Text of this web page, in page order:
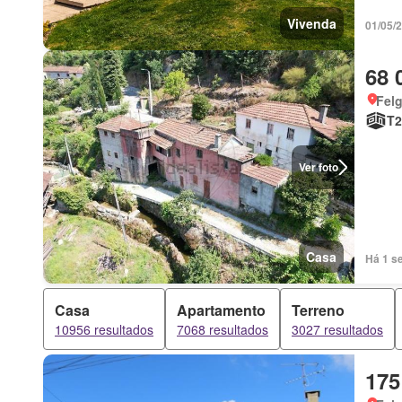
Vivenda 01/05/
Ver foto
Casa
68
T2
Há 1
Casa
10956 resultados
Apartamento
7068 resultados
Terreno
3027 resultados